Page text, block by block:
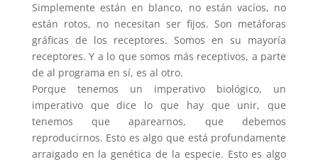
Simplemente están en blanco, no están vacíos, no
están rotos, no necesitan ser fijos. Son metáforas
gráficas de los receptores. Somos en su mayoría
receptores. Y a lo que somos más receptivos, a parte
de al programa en sí, es al otro.
Porque tenemos un imperativo biológico, un
imperativo que dice lo que hay que unir, que
tenemos que aparearnos, que debemos
reproducirnos. Esto es algo que está profundamente
arraigado en la genética de la especie. Esto es algo